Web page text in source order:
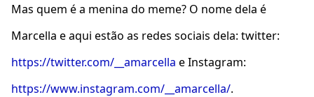
Mas quem é a menina do meme? O nome dela é
Marcella e aqui estão as redes sociais dela: twitter:
https://twitter.com/__amarcella e Instagram:
https://www.instagram.com/__amarcella/.